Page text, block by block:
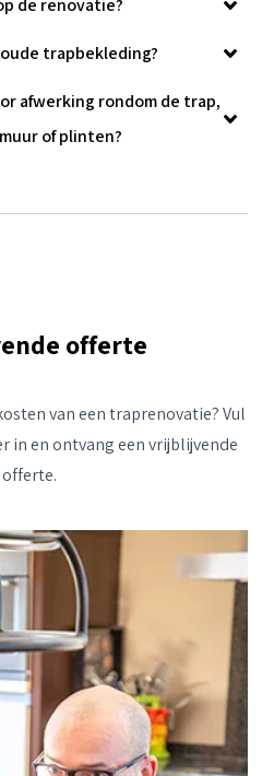
de renovatie?
trapbekleding?
afwerking rondom de trap,
of plinten?
offerte
van een traprenovatie? Vul
in en ontvang een vrijblijvende
offerte.